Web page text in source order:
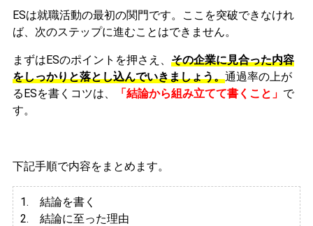
ESは就職活動の最初の関門です。ここを突破できなけれ
ば、次のステップに進むことはできません。
まずはESのポイントを押さえ、 その企業に見合った内容
をしっかりと落とし込んでいきましょう。通過率の上が
るESを書くコツは、
「結論から組み立てて書くこと」 で
す。
下記手順で内容をまとめます。
1. 結論を書く
2. 結論に至った理由